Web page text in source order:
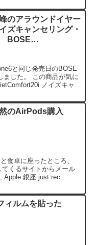
のアラウンドイヤー
ズキャンセリング・
BOSE
と同じ発売日のBOSE
ました。 この商品が気に
ノイズキャン
のAirPods購入
食卓に座ったところ、
くるサイトからメール
Apple 銀座 just rec...
ィルムを貼った